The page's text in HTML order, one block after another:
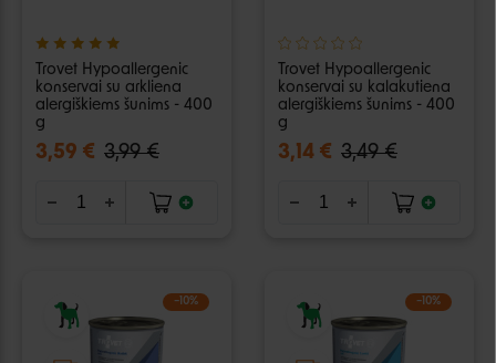
Trovet Hypoallergenic
konservai su arkliena
alergiškiems šunims - 400
g
3,59 € 3,99 €
Trovet Hypoallergenic
konservai su kalakutiena
alergiškiems šunims - 400
g
3,14 € 3,49 €
−10% −10%